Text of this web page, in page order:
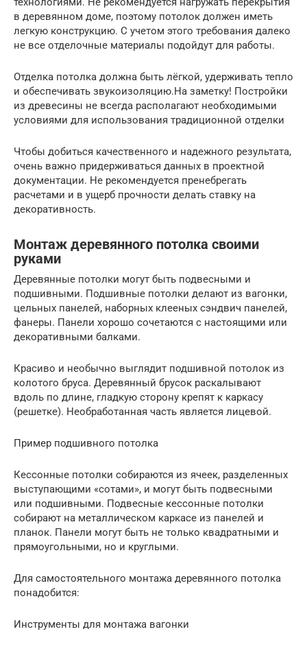
в деревянном доме, поэтому потолок должен иметь
легкую конструкцию. С учетом этого требования далеко
не все отделочные материалы подойдут для работы.
Отделка потолка должна быть лёгкой, удерживать тепло
и обеспечивать звукоизоляцию.На заметку! Постройки
из древесины не всегда располагают необходимыми
условиями для использования традиционной отделки
Чтобы добиться качественного и надежного результата,
очень важно придерживаться данных в проектной
документации. Не рекомендуется пренебрегать
расчетами и в ущерб прочности делать ставку на
декоративность.
Монтаж деревянного потолка своими
руками
Деревянные потолки могут быть подвесными и
подшивными. Подшивные потолки делают из вагонки,
цельных панелей, наборных клееных сэндвич панелей,
фанеры. Панели хорошо сочетаются с настоящими или
декоративными балками.
Красиво и необычно выглядит подшивной потолок из
колотого бруса. Деревянный брусок раскалывают
вдоль по длине, гладкую сторону крепят к каркасу
(решетке). Необработанная часть является лицевой.
Пример подшивного потолка
Кессонные потолки собираются из ячеек, разделенных
выступающими «сотами», и могут быть подвесными
или подшивными. Подвесные кессонные потолки
собирают на металлическом каркасе из панелей и
планок. Панели могут быть не только квадратными и
прямоугольными, но и круглыми.
Для самостоятельного монтажа деревянного потолка
понадобится:
Инструменты для монтажа вагонки